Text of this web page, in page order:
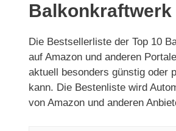
Balkonkraftwerk
Die Bestsellerliste der Top 10
auf Amazon und anderen
aktuell besonders günstig oder
kann. Die Bestenliste wird
von Amazon und anderen